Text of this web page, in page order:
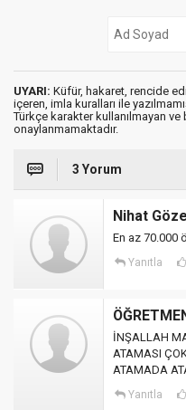
UYARI: Küfür, hakaret, rencide
içeren, imla kuralları ile
Türkçe karakter kullanılmayan
onaylanmamaktadır.
3 Yorum
Nihat
En az 70.000
Yanıtla
İNŞALLAH
ATAMASI
ATAMADA
Yanıtla